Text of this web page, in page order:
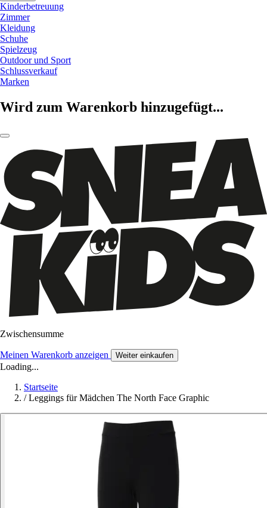
Kinderbetreuung
Zimmer
Kleidung
Schuhe
Spielzeug
Outdoor und Sport
Schlussverkauf
Marken
Wird zum Warenkorb hinzugefügt...
Zwischensumme
Meinen Warenkorb anzeigen Weiter einkaufen
Loading...
Startseite
/ Leggings für Mädchen The North Face Graphic